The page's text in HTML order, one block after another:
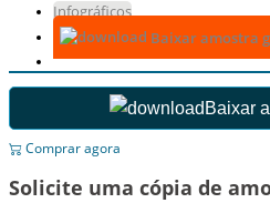
Infográficos
Baixar amostra
Baixar
Comprar agora
Solicite uma cópia de